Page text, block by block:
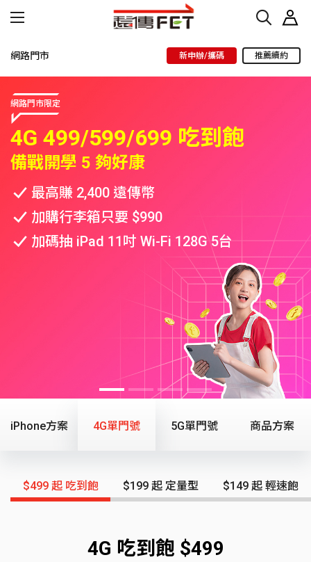
網路門市 新申辦/攜碼 推薦續約
網路門市限定
4G 499/599/699 吃到飽
備戰開學 5 夠好康
最高賺 2,400 遠傳幣
加購行李箱只要 $990
加碼抽 iPad 11吋 Wi-Fi 128G 5台
iPhone方案 4G單門號 5G單門號 商品方案
$499 起 吃到飽 $199 起 定量型 $149 起 輕速飽
4G 吃到飽 $499